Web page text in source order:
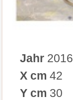
Jahr 2016
X cm 42
Y cm 30